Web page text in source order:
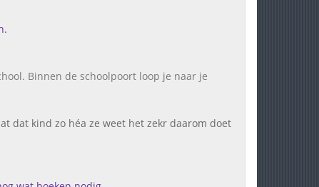
Binnen de schoolpoort loop je naar je
dat kind zo héa ze weet het zekr daarom doet